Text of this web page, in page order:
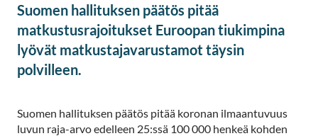
Suomen hallituksen päätös pitää
matkustusrajoitukset Euroopan tiukimpina
lyövät matkustajavarustamot täysin
polvilleen.
Suomen hallituksen päätös pitää koronan ilmaantuvuus
luvun raja-arvo edelleen 25:ssä 100 000 henkeä kohden